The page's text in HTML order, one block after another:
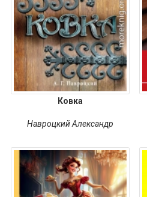
Ковка
Навроцкий Александр